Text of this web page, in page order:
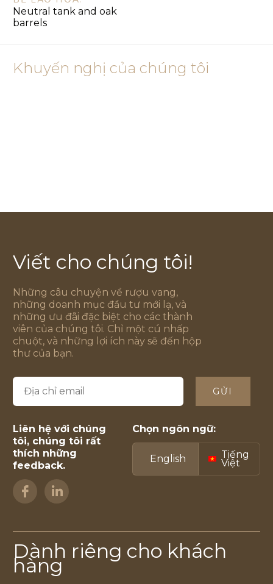
Neutral tank and oak
barrels
Khuyến nghị của chúng tôi
Viết cho chúng tôi!
Những câu chuyện về rượu vang,
những doanh mục đầu tư mới lạ, và
những ưu đãi đặc biệt cho các thành
viên của chúng tôi. Chỉ một cú nhấp
chuột, và những lợi ích này sẽ đến hộp
thư của bạn.
GỬI
Liên hệ với chúng
tôi, chúng tôi rất
thích những
feedback.
Chọn ngôn ngữ:
English Tiếng
Việt
Dành riêng cho khách
hàng